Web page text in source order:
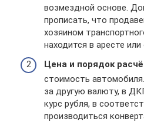
возмездной основе.
прописать, что
хозяином
находится в аресте или
Цена и порядок
стоимость
за другую валюту, в
курс рубля, в
производиться